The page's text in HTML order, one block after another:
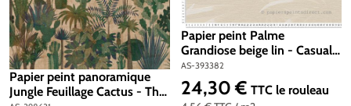
Papier peint panoramique
Jungle Feuillage Cactus - The
Papier peint Palme
Grandiose beige lin - Casual
Living d'A.S. Création | Réf.
AS-393382
AS-393382
Prix régulier :
24,30 € TTC le rouleau